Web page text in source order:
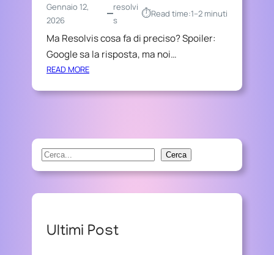
Gennaio 12,
2026
resolvi
s
⏱︎Read time:1–2 minuti
Ma Resolvis cosa fa di preciso? Spoiler:
Google sa la risposta, ma noi…
READ MORE:
A
S
O
L
V
O
S
e
Cerca
Ultimi Post